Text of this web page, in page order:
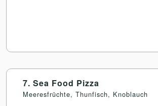
7. Sea Food Pizza
Meeresfrüchte, Thunfisch, Knoblauch